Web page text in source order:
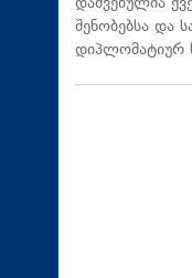
შენობებსა და
დიპლომატიურ